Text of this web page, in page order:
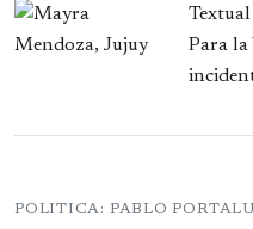
Textual
Para la
POLITICA: PABLO